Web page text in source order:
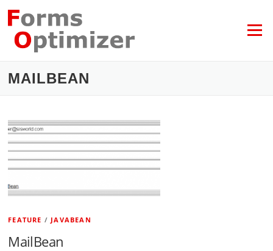
Inhalt
springen
Menü
MAILBEAN
FEATURE / JAVABEAN
MailBean